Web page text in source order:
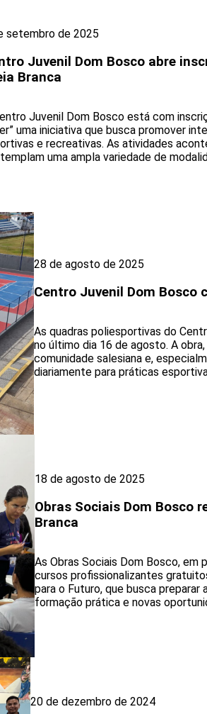
setembro de 2025
Juvenil Dom Bosco abre
Branca
Juvenil Dom Bosco está com
uma iniciativa que busca promover
e recreativas. As atividades
uma ampla variedade de
28 de agosto de 2025
Centro Juvenil Dom Bosco
As quadras poliesportivas do
no último dia 16 de agosto. A
comunidade salesiana e,
diariamente para práticas
18 de agosto de 2025
Obras Sociais Dom Bosco
Branca
As Obras Sociais Dom Bosco,
cursos profissionalizantes
para o Futuro, que busca
formação prática e novas
20 de dezembro de 2024